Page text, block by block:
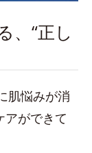
、“正し
肌悩みが消
アができて